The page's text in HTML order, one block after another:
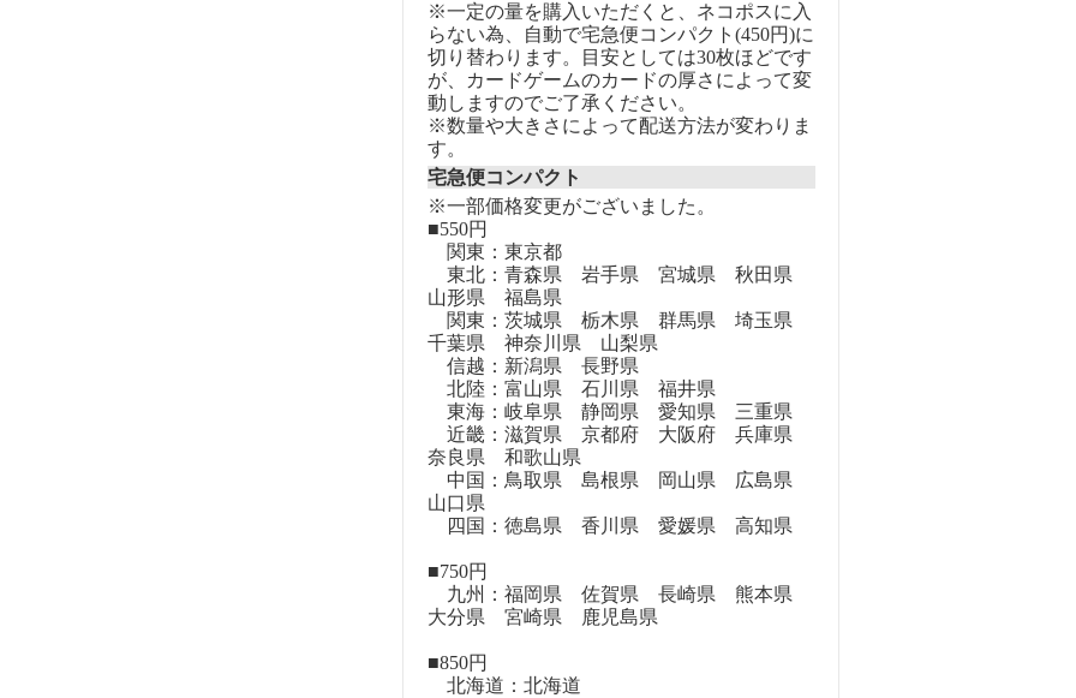
※一定の量を購入いただくと、ネコポスに入
らない為、自動で宅急便コンパクト(450円)に
切り替わります。目安としては30枚ほどです
が、カードゲームのカードの厚さによって変
動しますのでご了承ください。
※数量や大きさによって配送方法が変わりま
す。
宅急便コンパクト
※一部価格変更がございました。
■550円
関東：東京都
東北：青森県 岩手県 宮城県 秋田県
山形県 福島県
関東：茨城県 栃木県 群馬県 埼玉県
千葉県 神奈川県 山梨県
信越：新潟県 長野県
北陸：富山県 石川県 福井県
東海：岐阜県 静岡県 愛知県 三重県
近畿：滋賀県 京都府 大阪府 兵庫県
奈良県 和歌山県
中国：鳥取県 島根県 岡山県 広島県
山口県
四国：徳島県 香川県 愛媛県 高知県
■750円
九州：福岡県 佐賀県 長崎県 熊本県
大分県 宮崎県 鹿児島県
■850円
北海道：北海道